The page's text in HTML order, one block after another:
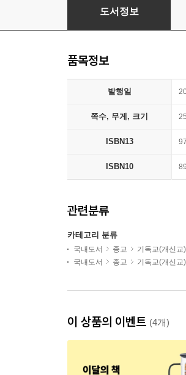
목사의 글쓰기
도서정보
품목정보
발행일
쪽수, 무게, 크기
ISBN13
ISBN10
관련분류
카테고리 분류
국내도서 종교 기독교(개신교)
국내도서
종교 기독교(개신교)
이 상품의 이벤트 (4개)